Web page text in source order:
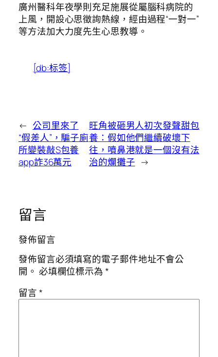
廣州醫科年夜學則充足施展從屬腦科病院的
上風，開設心思徵詢熱線，經由過程“一對一”
等方法加大力度先生心思教導。
[db:标签]
← 公司里來了
“假差人”，騙子廁
所變裝敲S包養
app詐36萬元
旺角被砸男人初次發聲甜包
養：假如他們繼續破壞下
往，噴鼻港就是一個沒有法
治的爛攤子 →
留言
發佈留言
發佈留言必須填寫的電子郵件地址不會公
開。 必填欄位標示為*
留言*